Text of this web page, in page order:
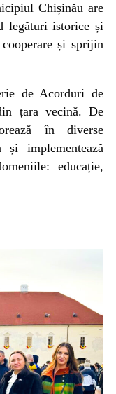
Chișinău are
legături istorice și
și sprijin
de Acorduri de
țara vecină. De
în diverse
implementează
educație,